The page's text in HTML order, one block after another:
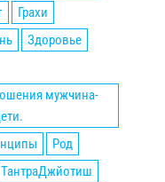
Грахи
Здоровье
мужчина-
Род
ТантраДжйотиш